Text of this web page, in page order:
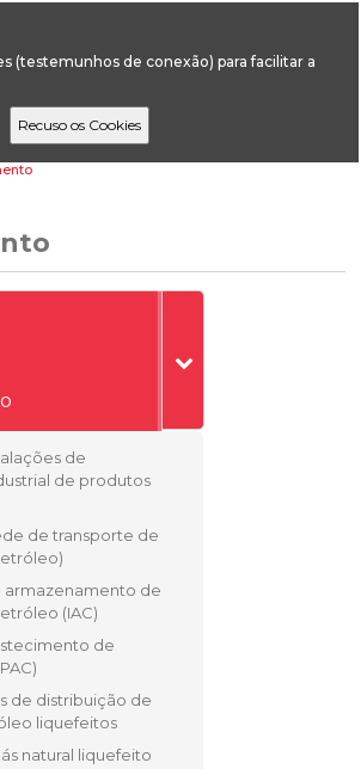
(testemunhos de conexão) para facilitar a
Energia Combustíveis
de
de produtos
de transporte de
armazenamento de
(IAC)
de
de distribuição de
liquefeitos
natural liquefeito